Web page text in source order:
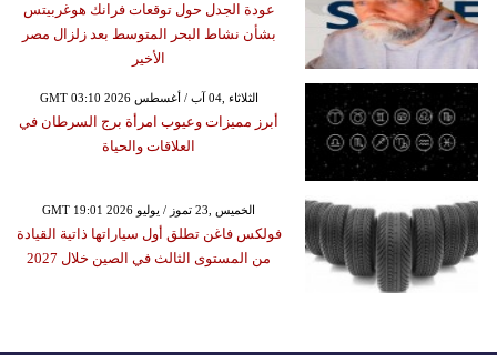
عودة الجدل حول توقعات فرانك هوغربيتس
بشأن نشاط البحر المتوسط بعد زلزال مصر
الأخير
GMT 03:10 2026 الثلاثاء ,04 آب / أغسطس
أبرز مميزات وعيوب امرأة برج السرطان في
العلاقات والحياة
GMT 19:01 2026 الخميس ,23 تموز / يوليو
فولكس فاغن تطلق أول سياراتها ذاتية القيادة
من المستوى الثالث في الصين خلال 2027